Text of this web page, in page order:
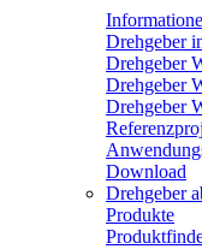
Drehgeber
Drehgeber
Drehgeber
Drehgeber
Download
Drehgeber
Produkte